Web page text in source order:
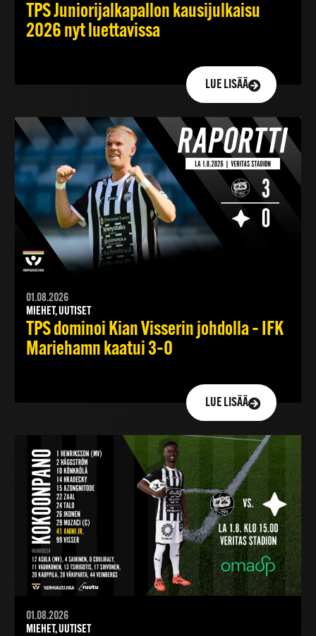
TPS Juniorijalkapallon kausijulkaisu
2026 nyt luettavissa
LUE LISÄÄ
01.08.2026
MIEHET, UUTISET
TPS dominoi Kian Visserin johdolla – IFK
Mariehamn kaatui 3–0
LUE LISÄÄ
01.08.2026
MIEHET, UUTISET